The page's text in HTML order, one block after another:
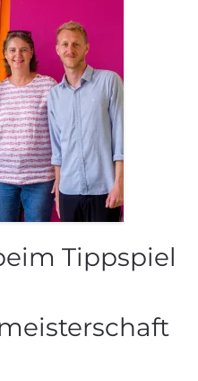
Tippspiel